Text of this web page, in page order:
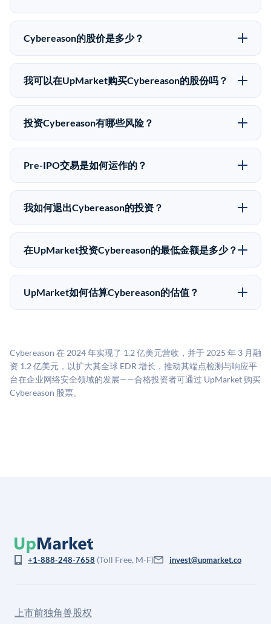
Cybereason的股价是多少？
Cybereason没有公开股价，因为它是一家私有公司。最
近的已知股价来自其最近一轮融资。 二级市场上的Pre-
有所不同。
我可以在UpMarket购买Cybereason的股份吗？
可以。合格投资者可以通过填写本页表单或在
upmarket.co创建账户来表达对Cybereason股份的投资
为50,000美元。UpMarket是FINRA注册的经纪交易
商，自2019年以来已经纪超过5亿美元的另类投资。
投资Cybereason有哪些风险？
Pre-IPO投资存在重大风险。Cybereason的股份流动性
低，意味着没有公开市场可以快速出售。不存在确定的
应做好可能全部损失的准备。私有公司的估值在融资轮
次之间可能大幅波动。投资者应在投资前咨询其财务顾
Pre-IPO交易是如何运作的？
在Pre-IPO交易中，合格投资者通过二级市场平台从现有
股东（如员工、早期投资者或其他持有人）处购买股
为FINRA注册的经纪交易商促成这些交易，代表双方处
理合规、文件和结算事宜。
我如何退出Cybereason的投资？
Pre-IPO持股主要有两种退出途径：在二级市场将股份出
售给其他买家，或持有直到公司完成IPO或被收购。两
市场条件。任何退出的时间都是不可预测的，投资者应
做好多年持有的准备。
在UpMarket投资Cybereason的最低金额是多少？
UpMarket上大多数Pre-IPO产品的最低投资金额为
50,000美元。具体金额可能因产品和股份供应情况而有
UpMarket如何估算Cybereason的估值？
司可比倍数应用私有公司折扣，以反映流动性不足和信
息不对称。此估值不构成投资建议，可能与实际交易价
格存在重大差异。
Cybereason 在 2024 年实现了 1.2 亿美元营收，并于 2025 年 3 月融
资 1.2 亿美元，以扩大其全球 EDR 增长，推动其端点检测与响应平
台在企业网络安全领域的发展——合格投资者可通过 UpMarket 购买
Cybereason 股票。
+1-888-248-7658 (Toll Free, M-F) invest@upmarket.co
上市前独角兽股权